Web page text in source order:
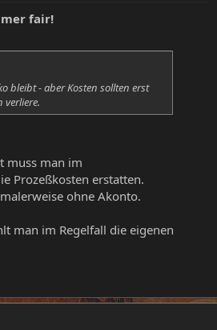
fair!
bleibt - aber Kosten sollten erst
verliere.
muss man im
Prozeßkosten erstatten.
ohne Akonto.
man im Regelfall die eigenen